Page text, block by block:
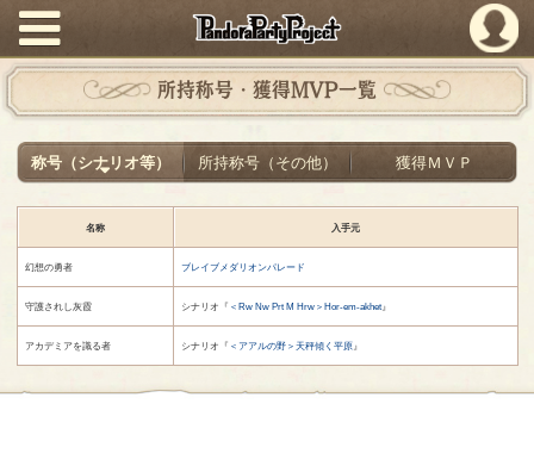
PandoraPartyProject
所持称号・獲得MVP一覧
称号（シナリオ等） 所持称号（その他） 獲得ＭＶＰ
名称 入手元
幻想の勇者 ブレイブメダリオンパレード
守護されし灰霞 シナリオ『 ＜Rw Nw Prt M Hrw＞Hor-em-akhet』
アカデミアを識る者 シナリオ『 ＜アアルの野＞天秤傾く平原』